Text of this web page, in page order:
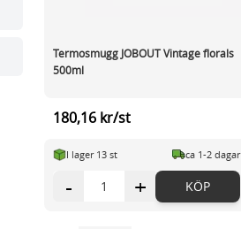
Termosmugg JOBOUT Vintage florals
500ml
180,16 kr/st
I lager 13 st ca 1-2 dagar
- + KÖP